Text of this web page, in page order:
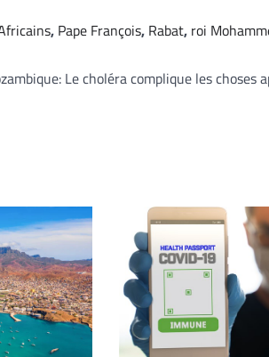
, Pape François, Rabat, roi
Le choléra complique les choses